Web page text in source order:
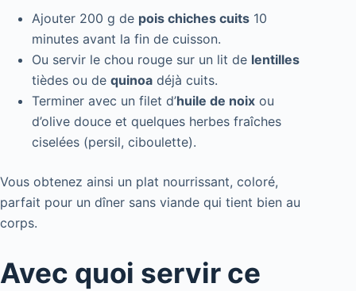
Ajouter 200 g de pois chiches cuits 10
minutes avant la fin de cuisson.
Ou servir le chou rouge sur un lit de lentilles
tièdes ou de quinoa déjà cuits.
Terminer avec un filet d’huile de noix ou
d’olive douce et quelques herbes fraîches
ciselées (persil, ciboulette).
Vous obtenez ainsi un plat nourrissant, coloré,
parfait pour un dîner sans viande qui tient bien au
corps.
Avec quoi servir ce